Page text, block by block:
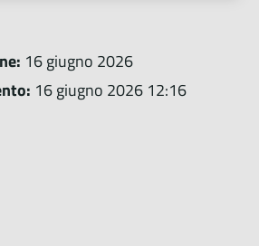
16 giugno 2026
16 giugno 2026 12:16